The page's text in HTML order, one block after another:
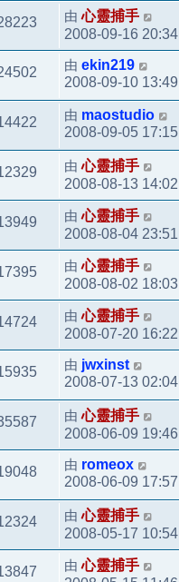
由心靈捕手
2008-09-16 20:34
由 ekin219
2008-09-10 13:49
由 maostudio
2008-09-05 17:15
由心靈捕手
2008-08-13 14:02
由心靈捕手
2008-08-04 23:51
由心靈捕手
2008-08-02 18:03
由心靈捕手
2008-07-20 16:22
由 jwxinst
2008-07-13 02:04
由心靈捕手
2008-06-09 19:46
由 romeox
2008-06-09 17:57
由心靈捕手
2008-05-17 10:54
由心靈捕手